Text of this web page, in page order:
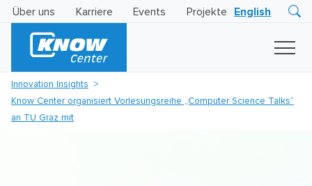
Über uns Karriere Events Projekte English
Business
Innovation Insights
Know Center organisiert Vorlesungsreihe „Computer Science Talks“
an TU Graz mit